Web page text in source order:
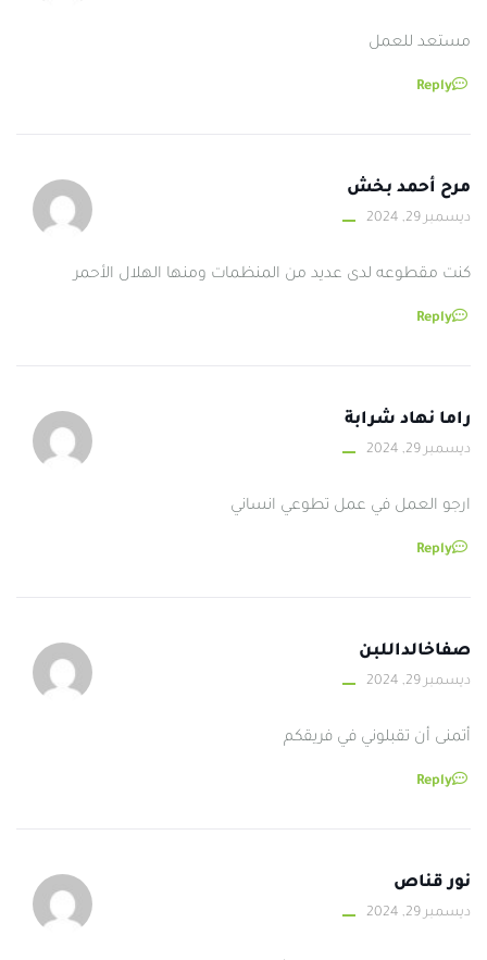
مستعد للعمل
Reply
مرح أحمد بخش
ديسمبر 29, 2024
كنت مقطوعه لدى عديد من المنظمات ومنها الهلال الأحمر
Reply
راما نهاد شرابة
ديسمبر 29, 2024
ارجو العمل في عمل تطوعي انساني
Reply
صفاخالداللبن
ديسمبر 29, 2024
أتمنى أن تقبلوني في فريقكم
Reply
نور قناص
ديسمبر 29, 2024